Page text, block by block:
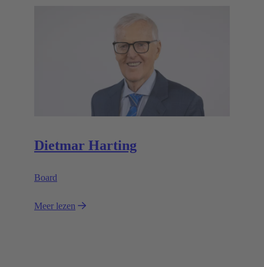
Dietmar Harting
Board
Meer lezen